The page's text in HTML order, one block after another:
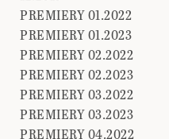
PREMIERY 01.2022
PREMIERY 01.2023
PREMIERY 02.2022
PREMIERY 02.2023
PREMIERY 03.2022
PREMIERY 03.2023
PREMIERY 04.2022